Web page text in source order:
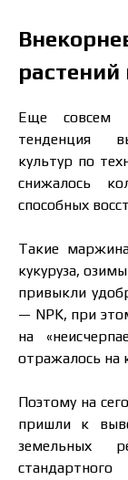
Еще совсем
тенденция
культур по
снижалось
способных
Такие
кукуруза,
привыкли
— NPK, при
на
отражалось на
Поэтому на
пришли к
земельных